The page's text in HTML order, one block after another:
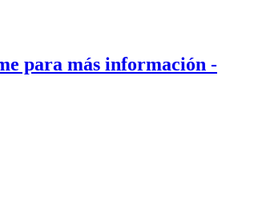
para más información -